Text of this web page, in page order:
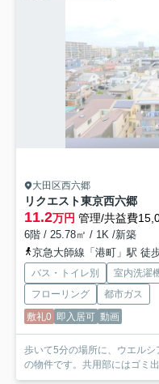
大田区西六郷
リクエスト東京西六郷
11.2万円 管理/共益費
6階 / 25.78㎡ / 1K /新築
京急大師線「港町」駅 徒
バス・トイレ別 室内洗濯
フローリング
都市ガス
敷礼0 即入居可 動画
歩いて5分の場所に、ウエル
の物件です。共用部にはゴミ